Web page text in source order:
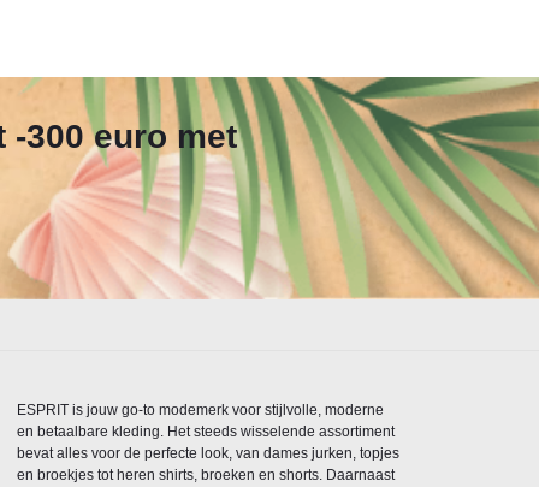
300 euro met
ESPRIT is jouw go-to modemerk voor stijlvolle, moderne
en betaalbare kleding. Het steeds wisselende assortiment
bevat alles voor de perfecte look, van dames jurken, topjes
en broekjes tot heren shirts, broeken en shorts. Daarnaast